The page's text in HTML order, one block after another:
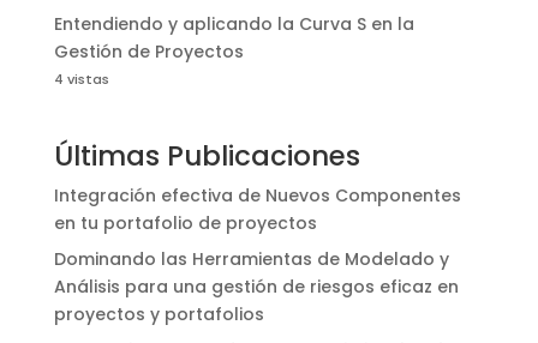
Entendiendo y aplicando la Curva S en la
Gestión de Proyectos
4 vistas
Últimas Publicaciones
Integración efectiva de Nuevos Componentes
en tu portafolio de proyectos
Dominando las Herramientas de Modelado y
Análisis para una gestión de riesgos eficaz en
proyectos y portafolios